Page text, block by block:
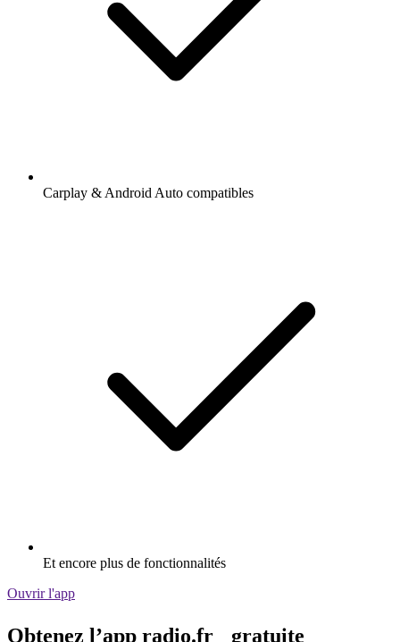
Carplay & Android Auto compatibles
Et encore plus de fonctionnalités
Ouvrir l'app
Obtenez l’app radio.fr gratuite